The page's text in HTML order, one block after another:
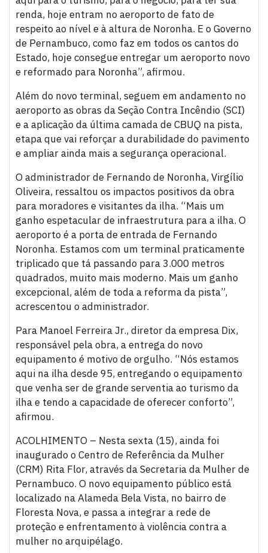
renda, hoje entram no aeroporto de fato de
respeito ao nível e à altura de Noronha. E o Governo
de Pernambuco, como faz em todos os cantos do
Estado, hoje consegue entregar um aeroporto novo
e reformado para Noronha”, afirmou.
Além do novo terminal, seguem em andamento no
aeroporto as obras da Seção Contra Incêndio (SCI)
e a aplicação da última camada de CBUQ na pista,
etapa que vai reforçar a durabilidade do pavimento
e ampliar ainda mais a segurança operacional.
O administrador de Fernando de Noronha, Virgílio
Oliveira, ressaltou os impactos positivos da obra
para moradores e visitantes da ilha. “Mais um
ganho espetacular de infraestrutura para a ilha. O
aeroporto é a porta de entrada de Fernando
Noronha. Estamos com um terminal praticamente
triplicado que tá passando para 3.000 metros
quadrados, muito mais moderno. Mais um ganho
excepcional, além de toda a reforma da pista”,
acrescentou o administrador.
Para Manoel Ferreira Jr., diretor da empresa Dix,
responsável pela obra, a entrega do novo
equipamento é motivo de orgulho. “Nós estamos
aqui na ilha desde 95, entregando o equipamento
que venha ser de grande serventia ao turismo da
ilha e tendo a capacidade de oferecer conforto”,
afirmou.
ACOLHIMENTO – Nesta sexta (15), ainda foi
inaugurado o Centro de Referência da Mulher
(CRM) Rita Flor, através da Secretaria da Mulher de
Pernambuco. O novo equipamento público está
localizado na Alameda Bela Vista, no bairro de
Floresta Nova, e passa a integrar a rede de
proteção e enfrentamento à violência contra a
mulher no arquipélago.